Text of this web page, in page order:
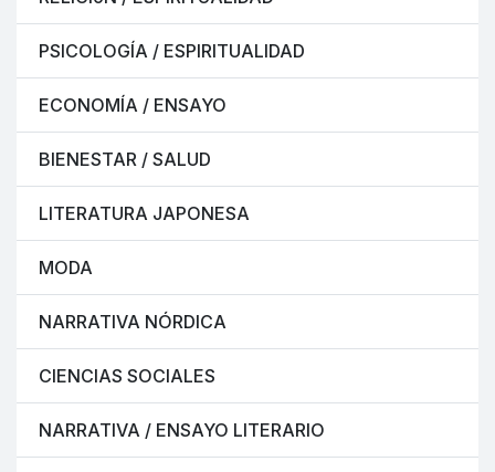
PSICOLOGÍA / ESPIRITUALIDAD
ECONOMÍA / ENSAYO
BIENESTAR / SALUD
LITERATURA JAPONESA
MODA
NARRATIVA NÓRDICA
CIENCIAS SOCIALES
NARRATIVA / ENSAYO LITERARIO